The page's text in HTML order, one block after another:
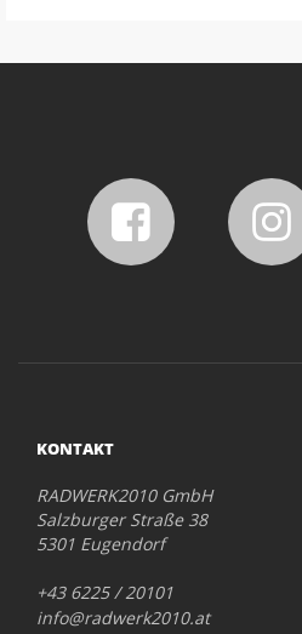
KONTAKT
RADWERK2010 GmbH
Salzburger Straße 38
5301 Eugendorf
+43 6225 / 20101
info@radwerk2010.at